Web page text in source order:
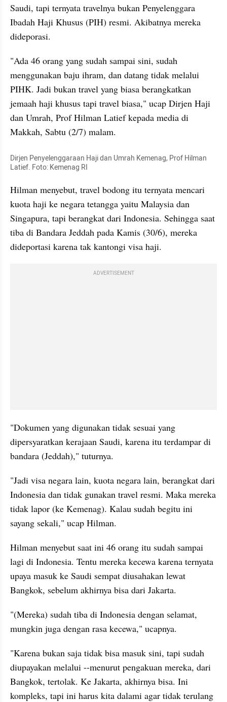
Saudi, tapi ternyata travelnya bukan Penyelenggara
Ibadah Haji Khusus (PIH) resmi. Akibatnya mereka
dideporasi.
"Ada 46 orang yang sudah sampai sini, sudah
menggunakan baju ihram, dan datang tidak melalui
PIHK. Jadi bukan travel yang biasa berangkatkan
jemaah haji khusus tapi travel biasa," ucap Dirjen Haji
dan Umrah, Prof Hilman Latief kepada media di
Makkah, Sabtu (2/7) malam.
Dirjen Penyelenggaraan Haji dan Umrah Kemenag, Prof Hilman
Latief. Foto: Kemenag RI
Hilman menyebut, travel bodong itu ternyata mencari
kuota haji ke negara tetangga yaitu Malaysia dan
Singapura, tapi berangkat dari Indonesia. Sehingga saat
tiba di Bandara Jeddah pada Kamis (30/6), mereka
dideportasi karena tak kantongi visa haji.
ADVERTISEMENT
"Dokumen yang digunakan tidak sesuai yang
dipersyaratkan kerajaan Saudi, karena itu terdampar di
bandara (Jeddah)," tuturnya.
"Jadi visa negara lain, kuota negara lain, berangkat dari
Indonesia dan tidak gunakan travel resmi. Maka mereka
tidak lapor (ke Kemenag). Kalau sudah begitu ini
sayang sekali," ucap Hilman.
Hilman menyebut saat ini 46 orang itu sudah sampai
lagi di Indonesia. Tentu mereka kecewa karena ternyata
upaya masuk ke Saudi sempat diusahakan lewat
Bangkok, sebelum akhirnya bisa dari Jakarta.
"(Mereka) sudah tiba di Indonesia dengan selamat,
mungkin juga dengan rasa kecewa," ucapnya.
"Karena bukan saja tidak bisa masuk sini, tapi sudah
diupayakan melalui --menurut pengakuan mereka, dari
Bangkok, tertolak. Ke Jakarta, akhirnya bisa. Ini
kompleks, tapi ini harus kita dalami agar tidak terulang